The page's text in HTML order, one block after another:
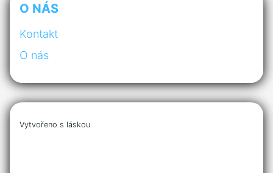
O NÁS
Kontakt
O nás
Vytvořeno s láskou